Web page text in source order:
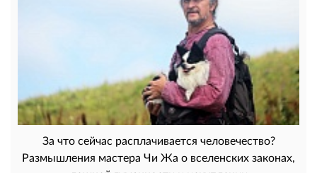
За что сейчас расплачивается человечество?
Размышления мастера Чи Жа о вселенских законах,